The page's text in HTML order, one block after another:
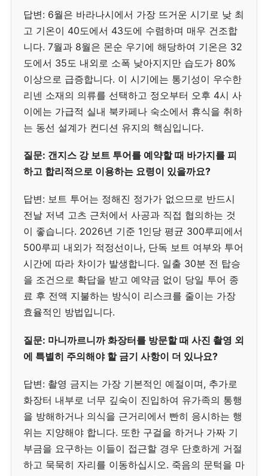
답변: 6월은 바라나시에서 가장 뜨거운 시기로 낮 최
고 기온이 40도에서 43도에 수렴하며 매우 건조합
니다. 7월과 8월은 몬순 우기에 해당하여 기온은 32
도에서 35도 내외로 소폭 낮아지지만 습도가 80%
이상으로 급증합니다. 이 시기에는 통기성이 우수한
리넨 소재의 의류를 선택하고 정오부터 오후 4시 사
이에는 가급적 실내 북카페나 숙소에서 휴식을 취하
는 동선 설계가 컨디션 유지의 핵심입니다.
질문: 갠지스 강 보트 투어를 예약할 때 바가지를 피
하고 합리적으로 이용하는 요령이 있을까요?
답변: 보트 투어는 정해진 정가가 없으므로 반드시
전날 저녁 고츠 근처에서 사공과 직접 협의하는 것
이 좋습니다. 2026년 기준 1인당 평균 300루피에서
500루피 내외가 적정선이나, 단독 보트 여부와 투어
시간에 따라 차이가 발생합니다. 일출 30분 전 탑승
을 조건으로 확답을 받고 예약금 없이 당일 투어 종
료 후 전액 지불하는 방식이 리스크를 줄이는 가장
효율적인 방법입니다.
질문: 마니까르니까 화장터를 방문할 때 사진 촬영 외
에 특별히 주의해야 할 금기 사항이 더 있나요?
답변: 촬영 금지는 가장 기본적인 예절이며, 추가로
화장터 내부로 너무 깊숙이 진입하여 유가족의 통행
을 방해하거나 의식을 근거리에서 빤히 응시하는 행
위는 지양해야 합니다. 또한 구걸을 하거나 가짜 기
부금을 요구하는 이들이 접근할 경우 단호하게 거절
하고 묵묵히 자리를 이동하십시오. 죽음의 문턱을 마